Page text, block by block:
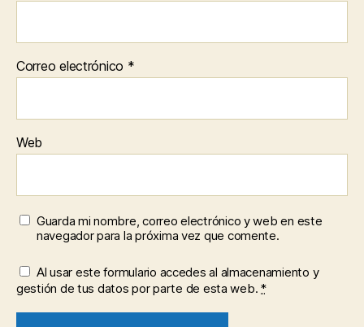
Correo electrónico *
Web
Guarda mi nombre, correo electrónico y web en este
navegador para la próxima vez que comente.
Al usar este formulario accedes al almacenamiento y
gestión de tus datos por parte de esta web.*